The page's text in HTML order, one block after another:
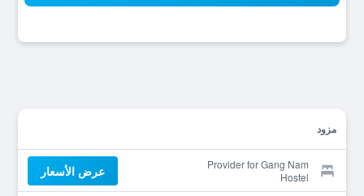
مزود
Provider for Gang Nam
Hostel
عرض الأسعار